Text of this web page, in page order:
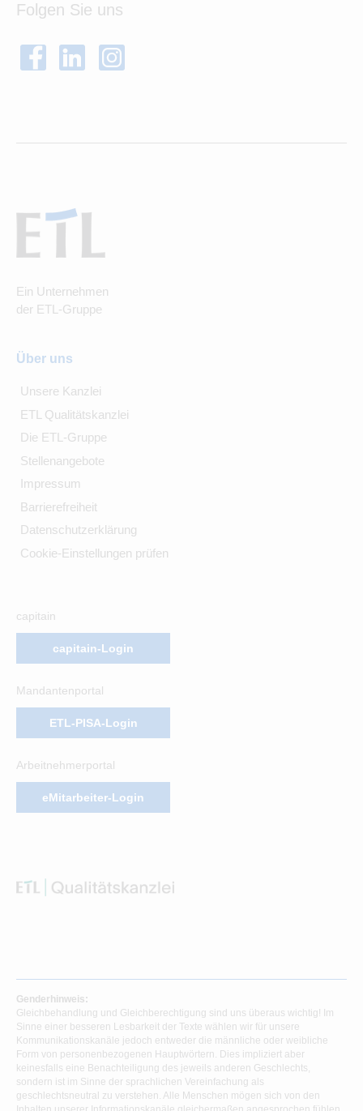
Folgen Sie uns
Ein Unternehmen
der ETL-Gruppe
Über uns
Unsere Kanzlei
ETL Qualitätskanzlei
Die ETL-Gruppe
Stellenangebote
Impressum
Barrierefreiheit
Datenschutzerklärung
Cookie-Einstellungen prüfen
capitain
capitain-Login
Mandantenportal
ETL-PISA-Login
Arbeitnehmerportal
eMitarbeiter-Login
Genderhinweis:
Gleichbehandlung und Gleichberechtigung sind uns überaus wichtig! Im
Sinne einer besseren Lesbarkeit der Texte wählen wir für unsere
Kommunikationskanäle jedoch entweder die männliche oder weibliche
Form von personenbezogenen Hauptwörtern. Dies impliziert aber
keinesfalls eine Benachteiligung des jeweils anderen Geschlechts,
sondern ist im Sinne der sprachlichen Vereinfachung als
geschlechtsneutral zu verstehen. Alle Menschen mögen sich von den